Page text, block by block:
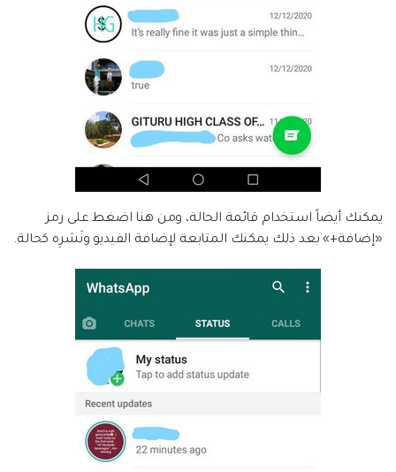
يمكنك أيضاً استخدام قائمة الحالة، ومن هنا اضغط على رمز
«إضافة+» بعد ذلك يمكنك المتابعة لإضافة الفيديو ونَشرِه كحالة.